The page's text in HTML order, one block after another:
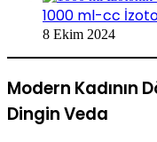
1000 ml-cc
8 Ekim 2024
Modern Kadının
Dingin Veda